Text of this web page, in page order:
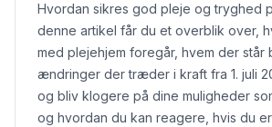
Hvordan sikres god pleje og tryghed
denne artikel får du et overblik over,
med plejehjem foregår, hvem der står
ændringer der træder i kraft fra 1. juli
og bliv klogere på dine muligheder
og hvordan du kan reagere, hvis du